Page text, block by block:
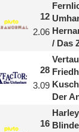
12
2.06
/ Das
28
3.09
Der
16